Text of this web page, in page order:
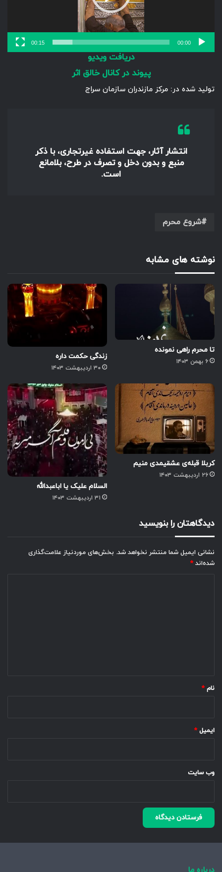
00:00
00:15
دریافت ویدیو
پیوند در کانال خالق اثر
تولید شده در: مرکز مازندران سازمان سراج
انتشار آثار، جهت استفاده غیرتجاری، با ذکر
منبع و بدون دخل و تصرف در طرح، بلامانع
است.
شروع محرم
نوشته های مشابه
تا محرم راهی نمونده
۶ بهمن ۱۴۰۳
زندگی حکمت داره
۳۰ اردیبهشت ۱۴۰۳
کربلا قبله‌ی عشقیمدی منیم
۲۶ اردیبهشت ۱۴۰۳
السلام علیک یا اباعبدالله
۳۱ اردیبهشت ۱۴۰۳
دیدگاهتان را بنویسید
نشانی ایمیل شما منتشر نخواهد شد. بخش‌های موردنیاز علامت‌گذاری
شده‌اند *
نام *
ایمیل *
وب‌ سایت